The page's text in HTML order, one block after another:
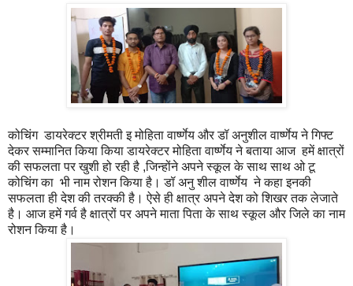
कोचिंग डायरेक्टर श्रीमती इ मोहिता वार्ष्णेय और डॉ अनुशील वार्ष्णेय ने गिफ्ट
देकर सम्मानित किया किया डायरेक्टर मोहिता वार्ष्णेय ने बताया आज हमें क्षात्रों
की सफलता पर खुशी हो रही है ,जिन्होंने अपने स्कूल के साथ साथ ओ टू
कोचिंग का भी नाम रोशन किया है। डॉ अनु शील वार्ष्णेय ने कहा इनकी
सफलता ही देश की तरक्की है। ऐसे ही क्षात्र अपने देश को शिखर तक लेजाते
है। आज हमें गर्व है क्षात्रों पर अपने माता पिता के साथ स्कूल और जिले का नाम
रोशन किया है।